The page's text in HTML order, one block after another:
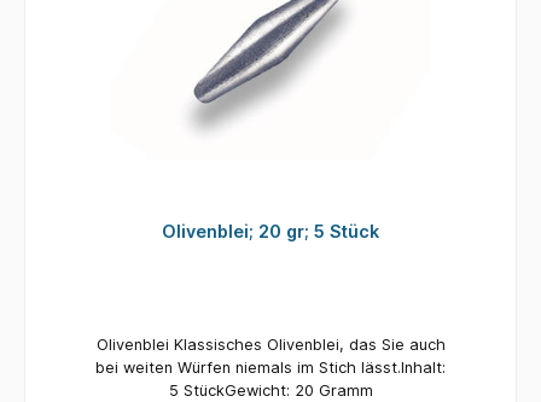
Olivenblei; 20 gr; 5 Stück
Olivenblei Klassisches Olivenblei, das Sie auch
bei weiten Würfen niemals im Stich lässt.Inhalt:
5 StückGewicht: 20 Gramm